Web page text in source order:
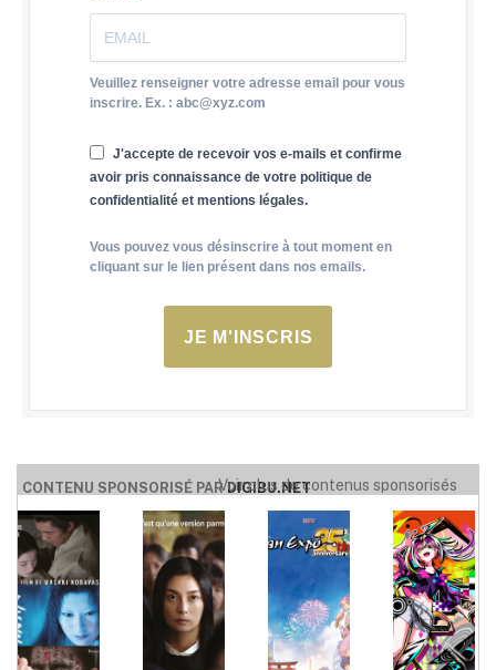
Veuillez renseigner votre adresse email pour vous
inscrire. Ex. : abc@xyz.com
J'accepte de recevoir vos e-mails et confirme
avoir pris connaissance de votre politique de
confidentialité et mentions légales.
Vous pouvez vous désinscrire à tout moment en
cliquant sur le lien présent dans nos emails.
JE M'INSCRIS
CONTENU SPONSORISÉ PARDIGIBU.NET
Voir plus de contenus sponsorisés